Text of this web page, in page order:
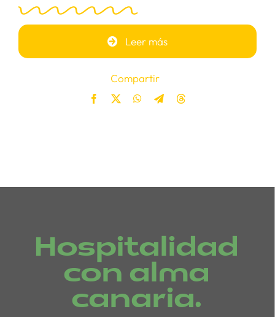
Leer más
Compartir
Hospitalidad
con alma
canaria.